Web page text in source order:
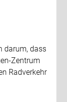
darum, dass
Zentrum
Radverkehr